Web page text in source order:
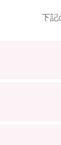
下記